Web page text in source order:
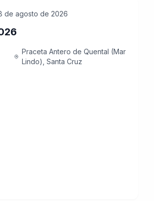
de agosto de 2026
Praceta Antero de Quental (Mar
Lindo), Santa Cruz